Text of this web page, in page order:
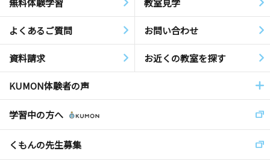
無料体験学習 教室見学
よくあるご質問 お問い合わせ
資料請求 お近くの教室を探す
KUMON体験者の声
学習中の方へ
くもんの先生募集